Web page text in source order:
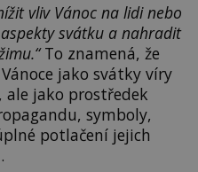
vliv Vánoc na lidi nebo
svátku a nahradit
To znamená, že
jako svátky víry
ale jako prostředek
symboly,
potlačení jejich